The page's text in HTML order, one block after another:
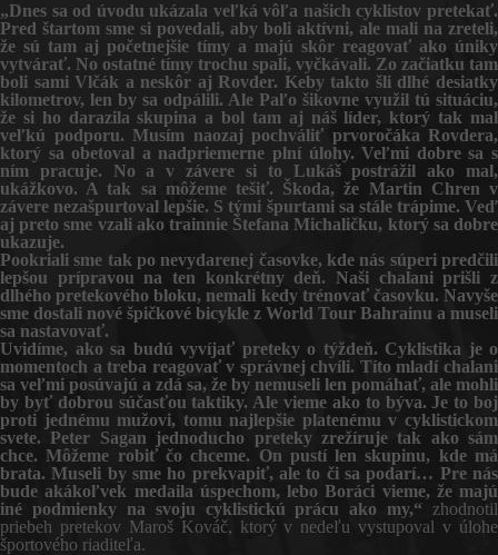
„Dnes sa od úvodu ukázala veľká vôľa našich cyklistov pretekať.
Pred štartom sme si povedali, aby boli aktívni, ale mali na zreteli,
že sú tam aj početnejšie tímy a majú skôr reagovať ako úniky
vytvárať. No ostatné tímy trochu spali, vyčkávali. Zo začiatku tam
boli sami Vlčák a neskôr aj Rovder. Keby takto šli dlhé desiatky
kilometrov, len by sa odpálili. Ale Paľo šikovne využil tú situáciu,
že si ho darazila skupina a bol tam aj náš líder, ktorý tak mal
veľkú podporu. Musím naozaj pochváliť prvoročáka Rovdera,
ktorý sa obetoval a nadpriemerne plní úlohy. Veľmi dobre sa s
ním pracuje. No a v závere si to Lukáš postrážil ako mal,
ukážkovo. A tak sa môžeme tešiť. Škoda, že Martin Chren v
závere nezašpurtoval lepšie. S tými špurtami sa stále trápime. Veď
aj preto sme vzali ako trainnie Štefana Michaličku, ktorý sa dobre
ukazuje.
Pookriali sme tak po nevydarenej časovke, kde nás súperi predčili
lepšou prípravou na ten konkrétny deň. Naši chalani prišli z
dlhého pretekového bloku, nemali kedy trénovať časovku. Navyše
sme dostali nové špičkové bicykle z World Tour Bahrainu a museli
sa nastavovať.
Uvidíme, ako sa budú vyvíjať preteky o týždeň. Cyklistika je o
momentoch a treba reagovať v správnej chvíli. Títo mladí chalani
sa veľmi posúvajú a zdá sa, že by nemuseli len pomáhať, ale mohli
by byť dobrou súčasťou taktiky. Ale vieme ako to býva. Je to boj
proti jednému mužovi, tomu najlepšie platenému v cyklistickom
svete. Peter Sagan jednoducho preteky zrežíruje tak ako sám
chce. Môžeme robiť čo chceme. On pustí len skupinu, kde má
brata. Museli by sme ho prekvapiť, ale to či sa podarí… Pre nás
bude akákoľvek medaila úspechom, lebo Boráci vieme, že majú
iné podmienky na svoju cyklistickú prácu ako my,“ zhodnotil
priebeh pretekov Maroš Kováč, ktorý v nedeľu vystupoval v úlohe
športového riaditeľa.